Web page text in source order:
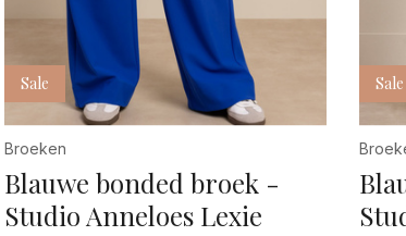
Sale
Broeken
Blauwe bonded broek -
Studio Anneloes Lexie
Sale